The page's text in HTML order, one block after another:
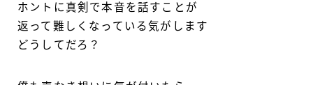
ホントに真剣で本音を話すことが
返って難しくなっている気がします
どうしてだろ？